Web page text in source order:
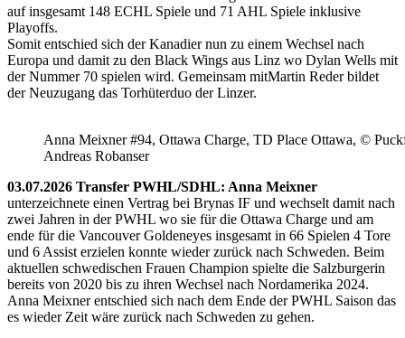
auf insgesamt 148 ECHL Spiele und 71 AHL Spiele inklusive
Playoffs.
Somit entschied sich der Kanadier nun zu einem Wechsel nach
Europa und damit zu den Black Wings aus Linz wo Dylan Wells mit
der Nummer 70 spielen wird. Gemeinsam mitMartin Reder bildet
der Neuzugang das Torhüterduo der Linzer.
Anna Meixner #94, Ottawa Charge, TD Place Ottawa, ©
Andreas Robanser
03.07.2026 Transfer PWHL/SDHL: Anna Meixner
unterzeichnete einen Vertrag bei Brynas IF und wechselt damit nach
zwei Jahren in der PWHL wo sie für die Ottawa Charge und am
ende für die Vancouver Goldeneyes insgesamt in 66 Spielen 4 Tore
und 6 Assist erzielen konnte wieder zurück nach Schweden. Beim
aktuellen schwedischen Frauen Champion spielte die Salzburgerin
bereits von 2020 bis zu ihren Wechsel nach Nordamerika 2024.
Anna Meixner entschied sich nach dem Ende der PWHL Saison das
es wieder Zeit wäre zurück nach Schweden zu gehen.